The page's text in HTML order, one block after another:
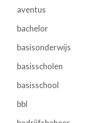
aventus
bachelor
basisonderwijs
basisscholen
basisschool
bbl